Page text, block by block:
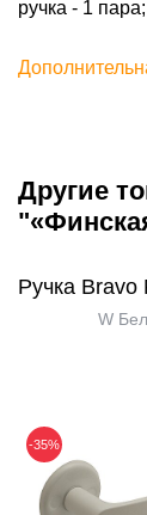
ручка - 1
Другие
Ручка Bravo
W
-35%